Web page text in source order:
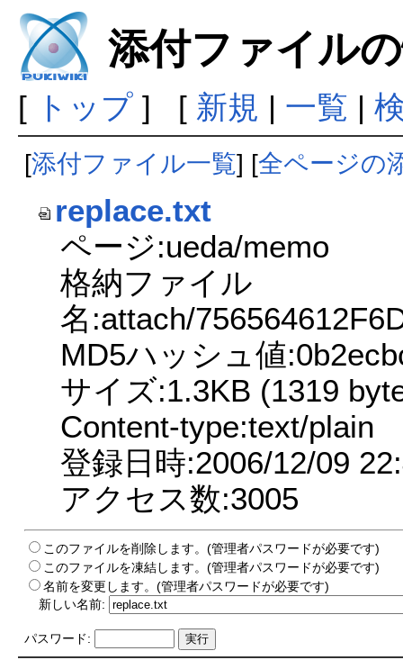
添付ファイル
[ トップ] [ 新規 | 一覧 |
[添付ファイル一覧] [全ページの
replace.txt
ページ:ueda/memo
格納ファイル
名:attach/
MD5ハッシュ値
サイズ:1.3KB (1319
Content-type:text/plain
登録日時:2006/12/09
アクセス数:3005
このファイルを削除します。(管理者パスワードが必要です)
このファイルを凍結します。(管理者パスワードが必要です)
名前を変更します。(管理者パスワードが必要です)
新しい名前:
パスワード: